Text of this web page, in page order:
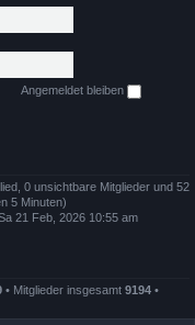
Angemeldet bleiben
0 unsichtbare Mitglieder und 52
5 Minuten)
21 Feb, 2026 10:55 am
• Mitglieder insgesamt 9194 •